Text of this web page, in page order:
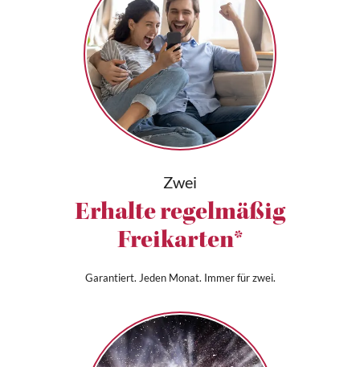
Zwei
Erhalte regelmäßig
Freikarten*
Garantiert. Jeden Monat. Immer für zwei.